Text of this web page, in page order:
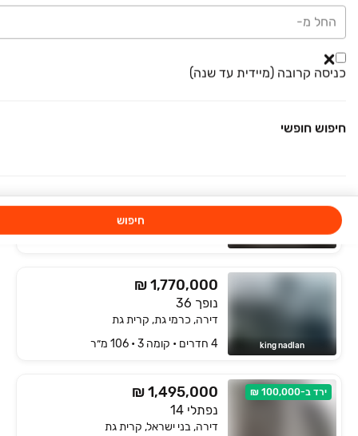
החל מ-
כניסה קרובה (מיידית עד שנה)
חיפוש חופשי
חיפוש
רמי עטיה - ייעוץ ונדל"ן
אימפקט נכסים ונדל"ן
₪ 1,320,000
דוד המלך
4 חדרים • קומה ‎3‏ • 90 מ״ר
king nadlan
₪ 1,770,000
נופך 36
דירה, כרמי גת, קרית גת
4 חדרים • קומה ‎3‏ • 106 מ״ר
ירד ב-100,000 ₪ ₪ 1,495,000
נפתלי 14
דירה, בני ישראל, קרית גת